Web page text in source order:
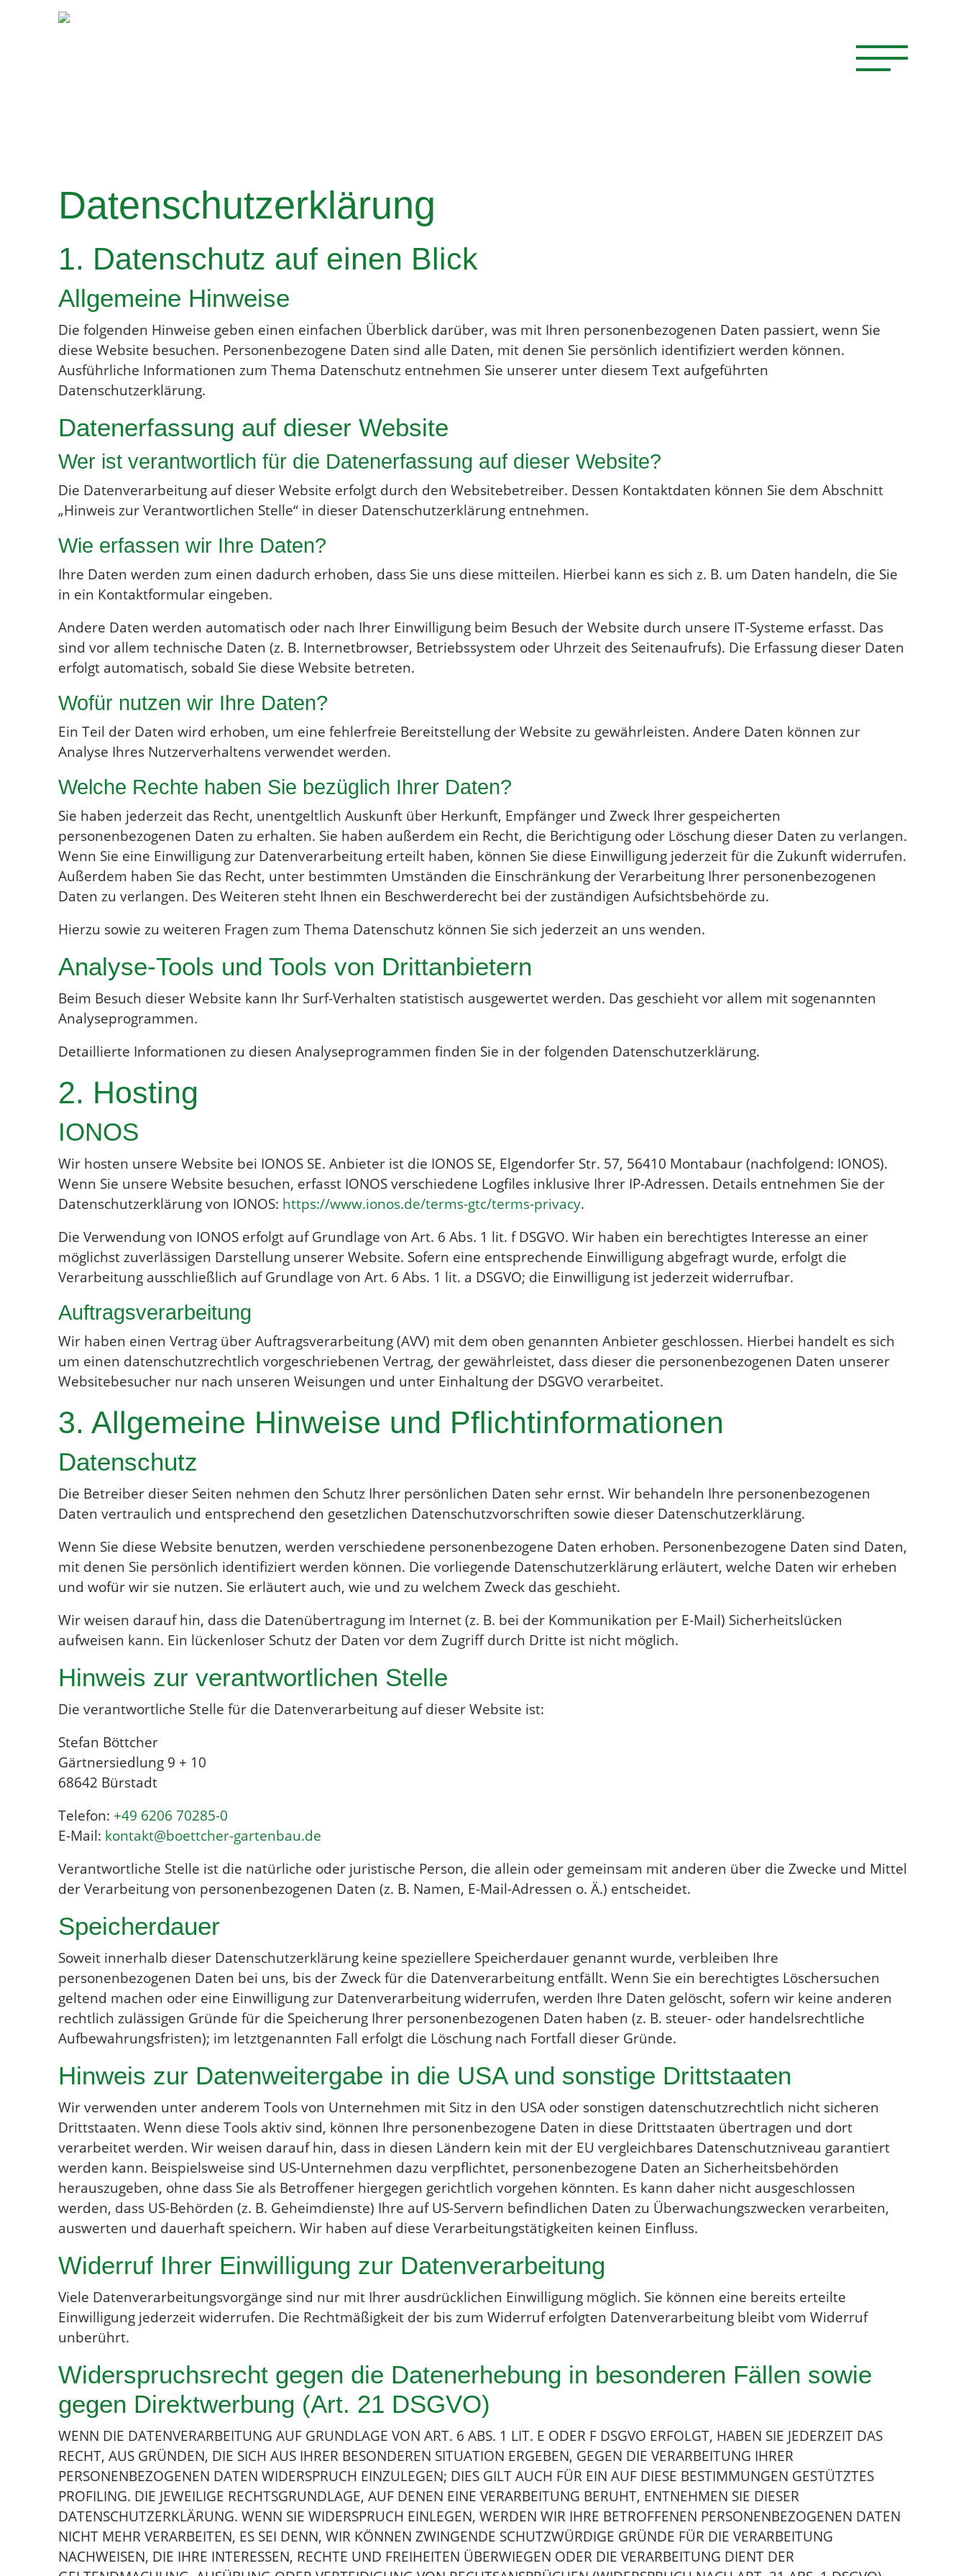
Datenschutz­erklärung
1. Datenschutz auf einen Blick
Allgemeine Hinweise
Die folgenden Hinweise geben einen einfachen Überblick darüber, was mit Ihren personenbezogenen Daten passiert, wenn Sie
diese Website besuchen. Personenbezogene Daten sind alle Daten, mit denen Sie persönlich identifiziert werden können.
Ausführliche Informationen zum Thema Datenschutz entnehmen Sie unserer unter diesem Text aufgeführten
Datenschutzerklärung.
Datenerfassung auf dieser Website
Wer ist verantwortlich für die Datenerfassung auf dieser Website?
Die Datenverarbeitung auf dieser Website erfolgt durch den Websitebetreiber. Dessen Kontaktdaten können Sie dem Abschnitt
„Hinweis zur Verantwortlichen Stelle“ in dieser Datenschutzerklärung entnehmen.
Wie erfassen wir Ihre Daten?
Ihre Daten werden zum einen dadurch erhoben, dass Sie uns diese mitteilen. Hierbei kann es sich z. B. um Daten handeln, die Sie
in ein Kontaktformular eingeben.
Andere Daten werden automatisch oder nach Ihrer Einwilligung beim Besuch der Website durch unsere IT-Systeme erfasst. Das
sind vor allem technische Daten (z. B. Internetbrowser, Betriebssystem oder Uhrzeit des Seitenaufrufs). Die Erfassung dieser Daten
erfolgt automatisch, sobald Sie diese Website betreten.
Wofür nutzen wir Ihre Daten?
Ein Teil der Daten wird erhoben, um eine fehlerfreie Bereitstellung der Website zu gewährleisten. Andere Daten können zur
Analyse Ihres Nutzerverhaltens verwendet werden.
Welche Rechte haben Sie bezüglich Ihrer Daten?
Sie haben jederzeit das Recht, unentgeltlich Auskunft über Herkunft, Empfänger und Zweck Ihrer gespeicherten
personenbezogenen Daten zu erhalten. Sie haben außerdem ein Recht, die Berichtigung oder Löschung dieser Daten zu verlangen.
Wenn Sie eine Einwilligung zur Datenverarbeitung erteilt haben, können Sie diese Einwilligung jederzeit für die Zukunft widerrufen.
Außerdem haben Sie das Recht, unter bestimmten Umständen die Einschränkung der Verarbeitung Ihrer personenbezogenen
Daten zu verlangen. Des Weiteren steht Ihnen ein Beschwerderecht bei der zuständigen Aufsichtsbehörde zu.
Hierzu sowie zu weiteren Fragen zum Thema Datenschutz können Sie sich jederzeit an uns wenden.
Analyse-Tools und Tools von Dritt­anbietern
Beim Besuch dieser Website kann Ihr Surf-Verhalten statistisch ausgewertet werden. Das geschieht vor allem mit sogenannten
Analyseprogrammen.
Detaillierte Informationen zu diesen Analyseprogrammen finden Sie in der folgenden Datenschutzerklärung.
2. Hosting
IONOS
Wir hosten unsere Website bei IONOS SE. Anbieter ist die IONOS SE, Elgendorfer Str. 57, 56410 Montabaur (nachfolgend: IONOS).
Wenn Sie unsere Website besuchen, erfasst IONOS verschiedene Logfiles inklusive Ihrer IP-Adressen. Details entnehmen Sie der
Datenschutzerklärung von IONOS: https://www.ionos.de/terms-gtc/terms-privacy.
Die Verwendung von IONOS erfolgt auf Grundlage von Art. 6 Abs. 1 lit. f DSGVO. Wir haben ein berechtigtes Interesse an einer
möglichst zuverlässigen Darstellung unserer Website. Sofern eine entsprechende Einwilligung abgefragt wurde, erfolgt die
Verarbeitung ausschließlich auf Grundlage von Art. 6 Abs. 1 lit. a DSGVO; die Einwilligung ist jederzeit widerrufbar.
Auftragsverarbeitung
Wir haben einen Vertrag über Auftragsverarbeitung (AVV) mit dem oben genannten Anbieter geschlossen. Hierbei handelt es sich
um einen datenschutzrechtlich vorgeschriebenen Vertrag, der gewährleistet, dass dieser die personenbezogenen Daten unserer
Websitebesucher nur nach unseren Weisungen und unter Einhaltung der DSGVO verarbeitet.
3. Allgemeine Hinweise und Pflicht­informationen
Datenschutz
Die Betreiber dieser Seiten nehmen den Schutz Ihrer persönlichen Daten sehr ernst. Wir behandeln Ihre personenbezogenen
Daten vertraulich und entsprechend den gesetzlichen Datenschutzvorschriften sowie dieser Datenschutzerklärung.
Wenn Sie diese Website benutzen, werden verschiedene personenbezogene Daten erhoben. Personenbezogene Daten sind Daten,
mit denen Sie persönlich identifiziert werden können. Die vorliegende Datenschutzerklärung erläutert, welche Daten wir erheben
und wofür wir sie nutzen. Sie erläutert auch, wie und zu welchem Zweck das geschieht.
Wir weisen darauf hin, dass die Datenübertragung im Internet (z. B. bei der Kommunikation per E-Mail) Sicherheitslücken
aufweisen kann. Ein lückenloser Schutz der Daten vor dem Zugriff durch Dritte ist nicht möglich.
Hinweis zur verantwortlichen Stelle
Die verantwortliche Stelle für die Datenverarbeitung auf dieser Website ist:
Stefan Böttcher
Gärtnersiedlung 9 + 10
68642 Bürstadt
Telefon: +49 6206 70285-0
E-Mail: kontakt
​boettcher-gartenbau.de
Verantwortliche Stelle ist die natürliche oder juristische Person, die allein oder gemeinsam mit anderen über die Zwecke und Mittel
der Verarbeitung von personenbezogenen Daten (z. B. Namen, E-Mail-Adressen o. Ä.) entscheidet.
Speicherdauer
Soweit innerhalb dieser Datenschutzerklärung keine speziellere Speicherdauer genannt wurde, verbleiben Ihre
personenbezogenen Daten bei uns, bis der Zweck für die Datenverarbeitung entfällt. Wenn Sie ein berechtigtes Löschersuchen
geltend machen oder eine Einwilligung zur Datenverarbeitung widerrufen, werden Ihre Daten gelöscht, sofern wir keine anderen
rechtlich zulässigen Gründe für die Speicherung Ihrer personenbezogenen Daten haben (z. B. steuer- oder handelsrechtliche
Aufbewahrungsfristen); im letztgenannten Fall erfolgt die Löschung nach Fortfall dieser Gründe.
Hinweis zur Datenweitergabe in die USA und sonstige Drittstaaten
Wir verwenden unter anderem Tools von Unternehmen mit Sitz in den USA oder sonstigen datenschutzrechtlich nicht sicheren
Drittstaaten. Wenn diese Tools aktiv sind, können Ihre personenbezogene Daten in diese Drittstaaten übertragen und dort
verarbeitet werden. Wir weisen darauf hin, dass in diesen Ländern kein mit der EU vergleichbares Datenschutzniveau garantiert
werden kann. Beispielsweise sind US-Unternehmen dazu verpflichtet, personenbezogene Daten an Sicherheitsbehörden
herauszugeben, ohne dass Sie als Betroffener hiergegen gerichtlich vorgehen könnten. Es kann daher nicht ausgeschlossen
werden, dass US-Behörden (z. B. Geheimdienste) Ihre auf US-Servern befindlichen Daten zu Überwachungszwecken verarbeiten,
auswerten und dauerhaft speichern. Wir haben auf diese Verarbeitungstätigkeiten keinen Einfluss.
Widerruf Ihrer Einwilligung zur Datenverarbeitung
Viele Datenverarbeitungsvorgänge sind nur mit Ihrer ausdrücklichen Einwilligung möglich. Sie können eine bereits erteilte
Einwilligung jederzeit widerrufen. Die Rechtmäßigkeit der bis zum Widerruf erfolgten Datenverarbeitung bleibt vom Widerruf
unberührt.
Widerspruchsrecht gegen die Datenerhebung in besonderen Fällen sowie
gegen Direktwerbung (Art. 21 DSGVO)
WENN DIE DATENVERARBEITUNG AUF GRUNDLAGE VON ART. 6 ABS. 1 LIT. E ODER F DSGVO ERFOLGT, HABEN SIE JEDERZEIT DAS
RECHT, AUS GRÜNDEN, DIE SICH AUS IHRER BESONDEREN SITUATION ERGEBEN, GEGEN DIE VERARBEITUNG IHRER
PERSONENBEZOGENEN DATEN WIDERSPRUCH EINZULEGEN; DIES GILT AUCH FÜR EIN AUF DIESE BESTIMMUNGEN GESTÜTZTES
PROFILING. DIE JEWEILIGE RECHTSGRUNDLAGE, AUF DENEN EINE VERARBEITUNG BERUHT, ENTNEHMEN SIE DIESER
DATENSCHUTZERKLÄRUNG. WENN SIE WIDERSPRUCH EINLEGEN, WERDEN WIR IHRE BETROFFENEN PERSONENBEZOGENEN DATEN
NICHT MEHR VERARBEITEN, ES SEI DENN, WIR KÖNNEN ZWINGENDE SCHUTZWÜRDIGE GRÜNDE FÜR DIE VERARBEITUNG
NACHWEISEN, DIE IHRE INTERESSEN, RECHTE UND FREIHEITEN ÜBERWIEGEN ODER DIE VERARBEITUNG DIENT DER